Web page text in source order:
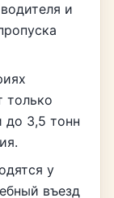
и
только
до 3,5 тонн
у
въезд